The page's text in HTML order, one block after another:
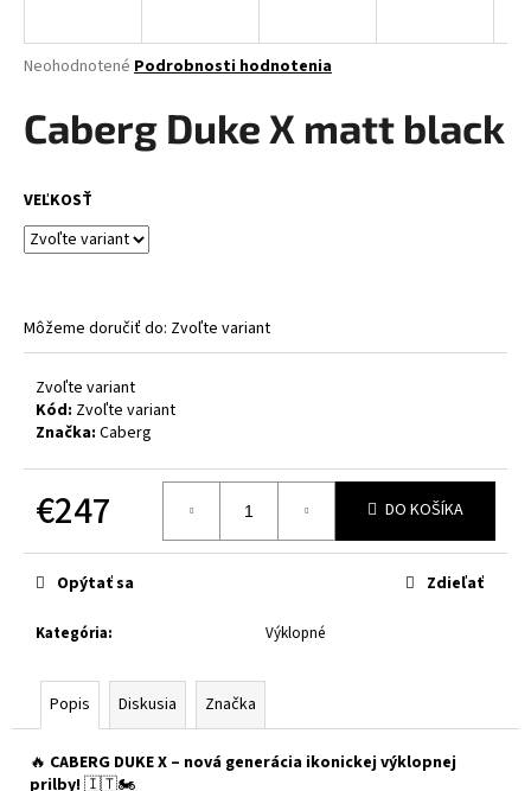
Priemerné
produktu
je
5
hviezdičiek.
Neohodnotené Podrobnosti hodnotenia
Caberg Duke X matt black
VEĽKOSŤ
Môžeme doručiť do: Zvoľte variant
Zvoľte variant
Kód: Zvoľte variant
Značka: Caberg
€247
cena:
DO KOŠÍKA
Kategória: Výklopné
Opýtať sa Zdieľať
Popis Diskusia Značka
🔥 CABERG DUKE X – nová generácia ikonickej výklopnej
prilby!🇮🇹🏍️
j
ť
?
O
d
p
ú
a
m
CABERG
TRIP
LUNAR
BLACK/GREY/YELLOW
FLUO